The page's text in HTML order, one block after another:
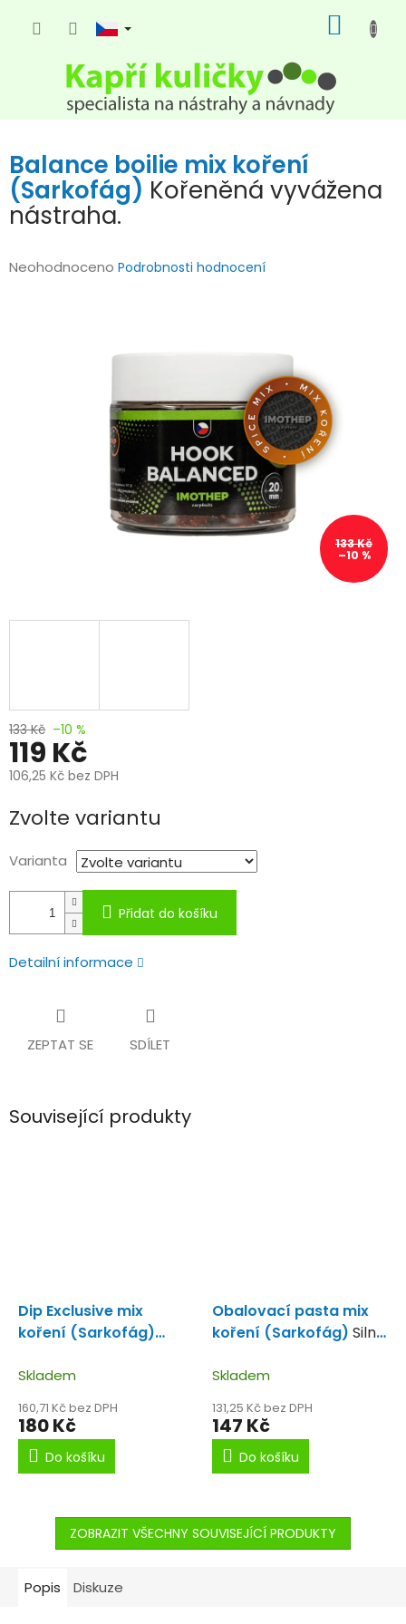
KOŠÍK
Balance boilie mix koření
(Sarkofág) Kořeněná vyvážena
nástraha.
Průměrné
Neohodnoceno Podrobnosti hodnocení
133 Kč
–10 %
133 Kč –10 %
119 Kč
106,25 Kč bez DPH
cena:
Zvolte variantu
Varianta
Přidat do košíku
Detailní informace
ZEPTAT SE SDÍLET
Související produkty
Dip Exclusive mix
koření (Sarkofág)
koření.
Skladem
160,71 Kč bez DPH
180 Kč
Do košíku
Obalovací pasta mix
koření (Sarkofág) Silně
Skladem
131,25 Kč bez DPH
147 Kč
Do košíku
ZOBRAZIT VŠECHNY SOUVISEJÍCÍ PRODUKTY
Popis Diskuze